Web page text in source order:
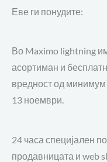
Еве ги понудите:
Во Maximo lightning
асортиман и
вредност од
13 ноември.
24 часа специјален
продавницата и web